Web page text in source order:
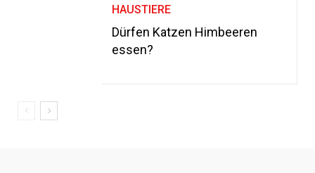
HAUSTIERE
Dürfen Katzen Himbeeren
essen?